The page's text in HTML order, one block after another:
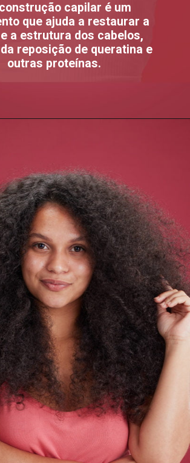
capilar é um
que ajuda a restaurar a
a estrutura dos cabelos,
reposição de queratina e
outras proteínas.